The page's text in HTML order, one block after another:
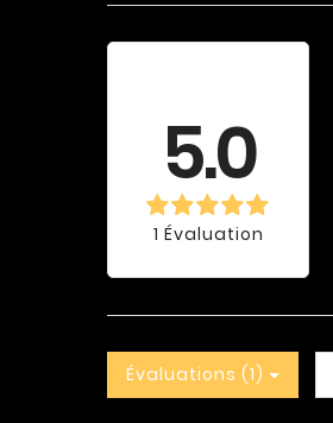
5.0
1 Évaluation
Évaluations (1)